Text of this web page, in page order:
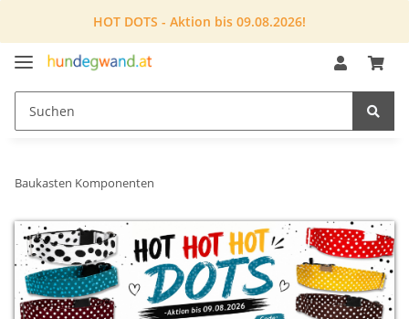
HOT DOTS - Aktion bis 09.08.2026!
Baukasten Komponenten